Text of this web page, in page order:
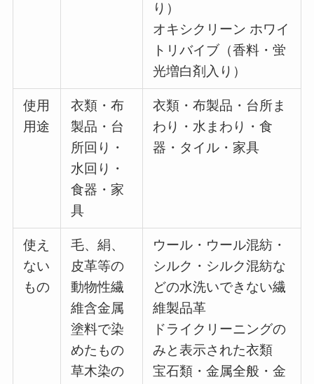
り）
オキシクリーン ホワイ
トリバイブ（香料・蛍
光増白剤入り）
使用
用途
衣類・布
製品・台
所回り・
水回り・
食器・家
具
衣類・布製品・台所ま
わり・水まわり・食
器・タイル・家具
使え
ない
もの
毛、絹、
皮革等の
動物性繊
維含金属
塗料で染
めたもの
草木染の
ウール・ウール混紡・
シルク・シルク混紡な
どの水洗いできない繊
維製品革
ドライクリーニングの
みと表示された衣類
宝石類・金属全般・金